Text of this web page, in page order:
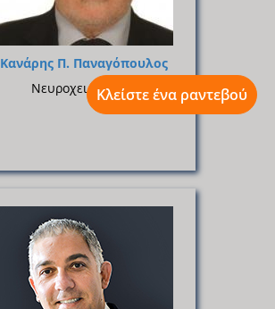
Κανάρης Π. Παναγόπουλος
ΝευροχειρουργόςΚλείστε ένα ραντεβού